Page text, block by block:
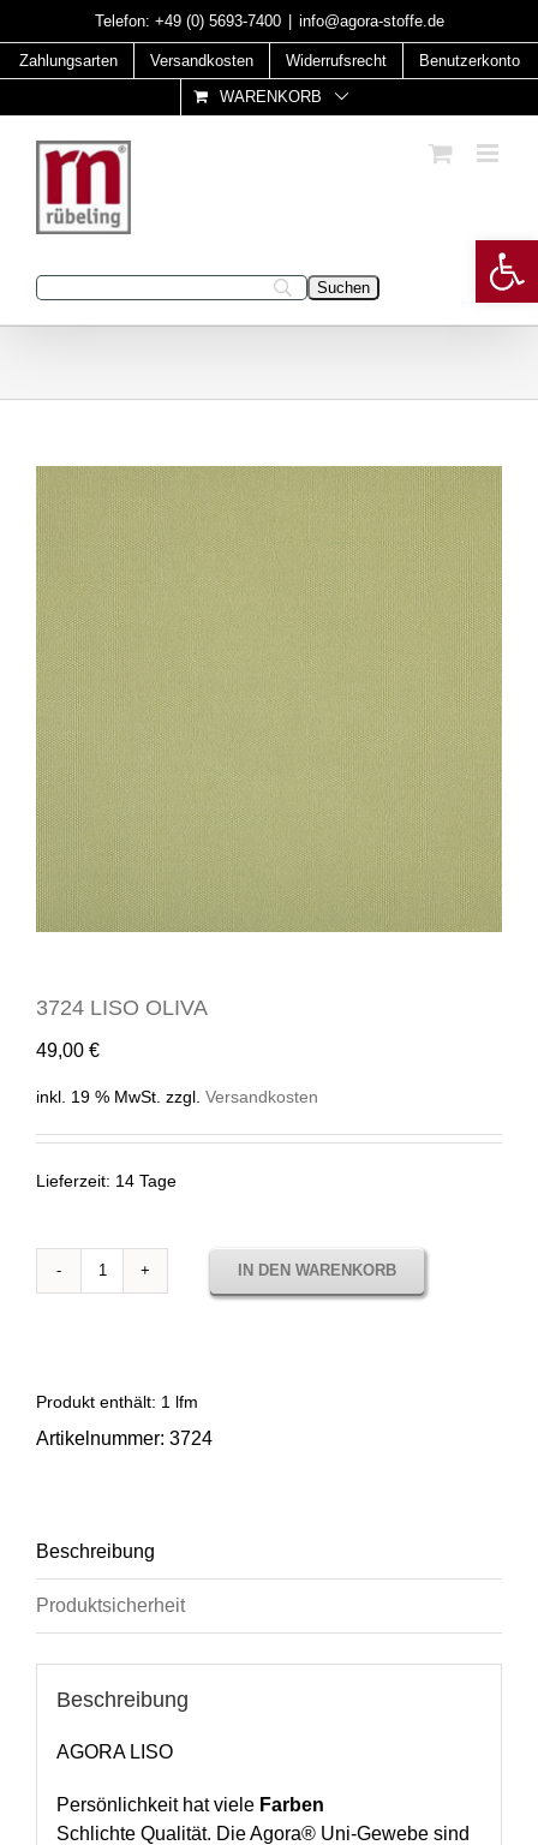
to
content
Telefon: +49 (0) 5693-7400 info@agora-stoffe.de
Zahlungsarten Versandkosten Widerrufsrecht
Benutzerkonto
WARENKORB
3724 LISO OLIVA
49,00 €
inkl. 19 % MwSt. zzgl. Versandkosten
Lieferzeit: 14 Tage
3724
IN DEN WARENKORB
Produkt enthält: 1 lfm
Artikelnummer: 3724
Beschreibung
Produktsicherheit
Beschreibung
AGORA LISO
Persönlichkeit hat viele Farben
Schlichte Qualität. Die Agora® Uni-Gewebe sind